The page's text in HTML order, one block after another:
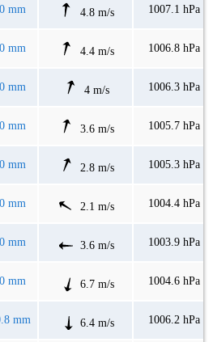
0 mm 4.8 m/s 1007.1 hPa
0 mm 4.4 m/s 1006.8 hPa
0 mm 4 m/s 1006.3 hPa
0 mm 3.6 m/s 1005.7 hPa
0 mm 2.8 m/s 1005.3 hPa
0 mm 2.1 m/s 1004.4 hPa
0 mm 3.6 m/s 1003.9 hPa
0 mm 6.7 m/s 1004.6 hPa
mm 6.4 m/s 1006.2 hPa